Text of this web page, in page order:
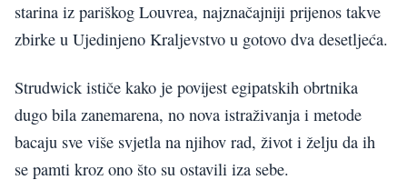
starina iz pariškog Louvrea, najznačajniji prijenos takve
zbirke u Ujedinjeno Kraljevstvo u gotovo dva desetljeća.
Strudwick ističe kako je povijest egipatskih obrtnika
dugo bila zanemarena, no nova istraživanja i metode
bacaju sve više svjetla na njihov rad, život i želju da ih
se pamti kroz ono što su ostavili iza sebe.